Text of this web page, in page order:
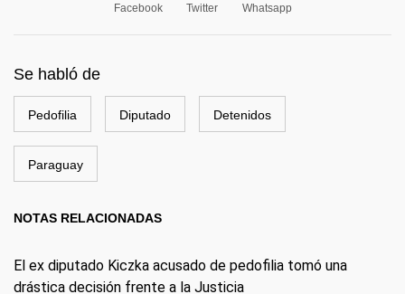
Facebook Twitter Whatsapp
Se habló de
Pedofilia Diputado Detenidos
Paraguay
NOTAS RELACIONADAS
El ex diputado Kiczka acusado de pedofilia tomó una
drástica decisión frente a la Justicia